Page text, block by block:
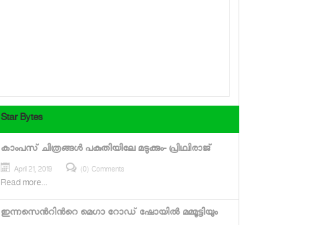
Star Bytes
കാംപസ് ചിത്രങ്ങള്‍ പകുതിയിലേ മടുക്കും- പ്രിഥ്വിരാജ്
April 21, 2019 (0) Comments
Read more...
ഇന്നസെന്‍റിന്‍റെ മെഗാ റോഡ് ഷോയില്‍ മമ്മൂട്ടിയും